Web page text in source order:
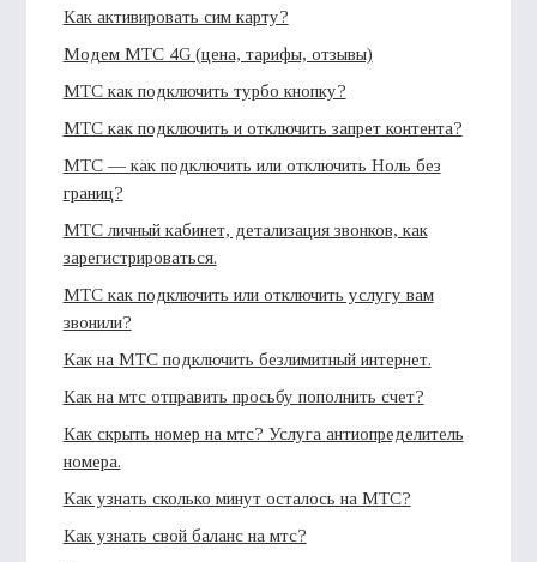
Как активировать сим карту?
Модем МТС 4G (цена, тарифы, отзывы)
МТС как подключить турбо кнопку?
МТС как подключить и отключить запрет контента?
МТС — как подключить или отключить Ноль без
границ?
МТС личный кабинет, детализация звонков, как
зарегистрироваться.
МТС как подключить или отключить услугу вам
звонили?
Как на МТС подключить безлимитный интернет.
Как на мтс отправить просьбу пополнить счет?
Как скрыть номер на мтс? Услуга антиопределитель
номера.
Как узнать сколько минут осталось на МТС?
Как узнать свой баланс на мтс?